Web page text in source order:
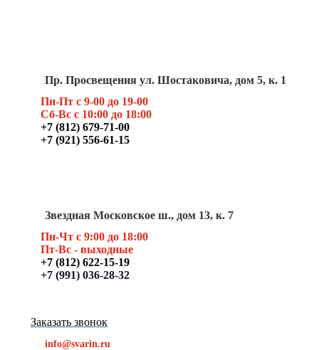
Пр. Просвещения ул. Шостаковича, дом 5, к. 1
Пн-Пт с 9-00 до 19-00
Сб-Вс с 10:00 до 18:00
+7 (812) 679-71-00
+7 (921) 556-61-15
Звездная Московское ш., дом 13, к. 7
Пн-Чт с 9:00 до 18:00
Пт-Вс - выходные
+7 (812) 622-15-19
+7 (991) 036-28-32
Заказать звонок
info@svarin.ru